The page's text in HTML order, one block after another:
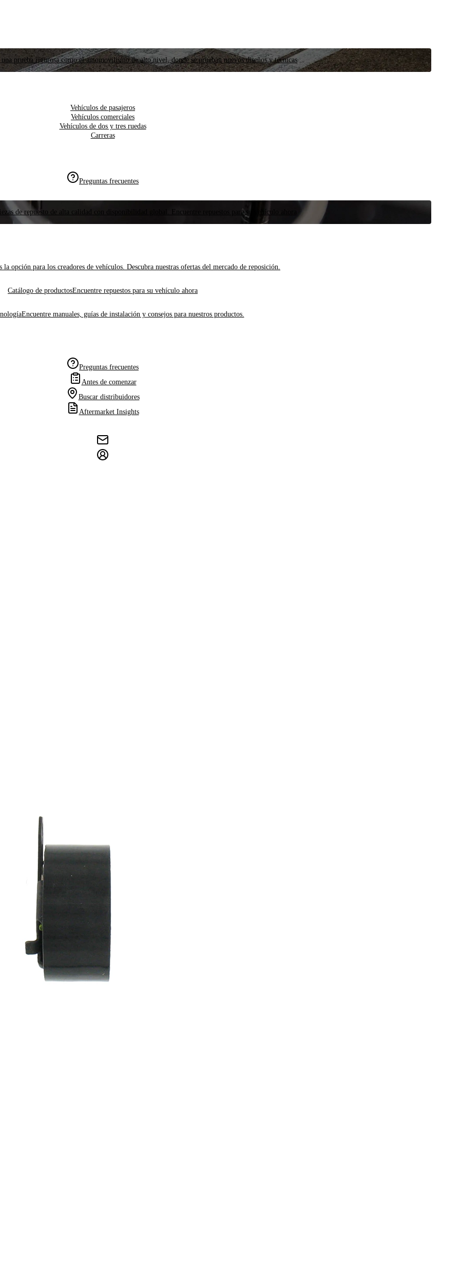
prueba rigurosa como el automovilismo de alto nivel, donde se prueban nuevos diseños y técnicas
Vehículos de pasajeros
Vehículos comerciales
Vehículos de dos y tres ruedas
Carreras
Preguntas frecuentes
de repuesto de alta calidad con disponibilidad global. Encuentre repuestos para su vehículo ahora
la opción para los creadores de vehículos. Descubra nuestras ofertas del mercado de reposición.
Catálogo de productosEncuentre repuestos para su vehículo ahora
Encuentre manuales, guías de instalación y consejos para nuestros productos.
Preguntas frecuentes
Antes de comenzar
Buscar distribuidores
Aftermarket Insights